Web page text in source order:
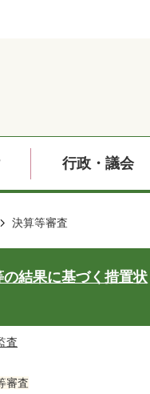
行政・議会
決算等審査
の結果に基づく措置状
査
審査